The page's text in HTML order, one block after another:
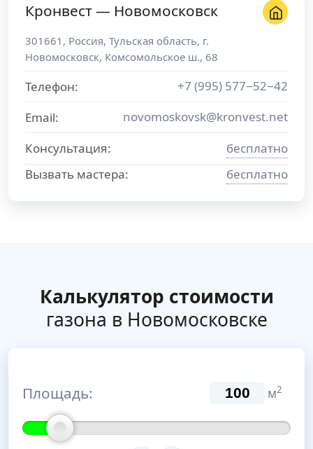
Кронвест — Новомосковск
301661 , Россия, Тульская область, г.
Новомосковск, Комсомольское ш., 68
Телефон:
+7 (995) 577−52−42
Email:
novomoskovsk@kronvest.net
Консультация:
бесплатно
Вызвать мастера:
бесплатно
Калькулятор стоимости
газона в Новомосковске
Площадь: м2